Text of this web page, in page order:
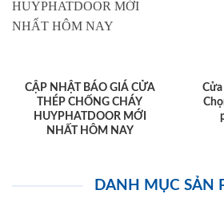
CẬP NHẬT BÁO GIÁ CỬA
THÉP CHỐNG CHÁY
HUYPHATDOOR MỚI
NHẤT HÔM NAY
DANH MỤC SẢN